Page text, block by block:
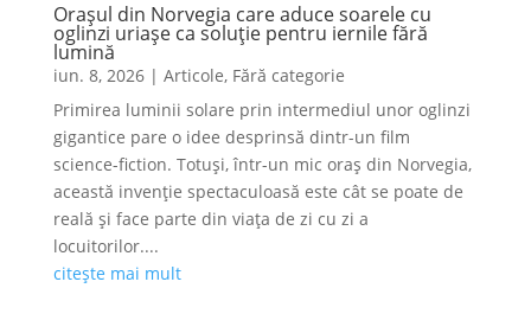
Orașul din Norvegia care aduce soarele cu
oglinzi uriașe ca soluție pentru iernile fără
lumină
iun. 8, 2026| Articole, Fără categorie
Primirea luminii solare prin intermediul unor oglinzi
gigantice pare o idee desprinsă dintr-un film
science-fiction. Totuși, într-un mic oraș din Norvegia,
această invenție spectaculoasă este cât se poate de
reală și face parte din viața de zi cu zi a
locuitorilor....
citește mai mult